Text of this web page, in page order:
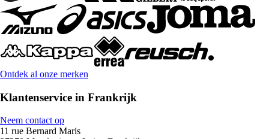
Ontdek al onze merken
Klantenservice in Frankrijk
Neem contact op
11 rue Bernard Maris